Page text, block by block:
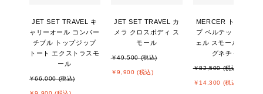
JET SET TRAVEL キ
ャリーオール コンバー
チブル トップジップ
トート エクストラスモ
ール
￥66,000 (税込)
JET SET TRAVEL カ
メラ クロスボディ ス
モール
￥49,500 (税込)
￥9,900 (税込)
MERCER トップジッ
プ ベルテッド サッチ
ェル スモール - MKシ
グネチャー
￥82,500 (税込)
￥14,300 (税込)